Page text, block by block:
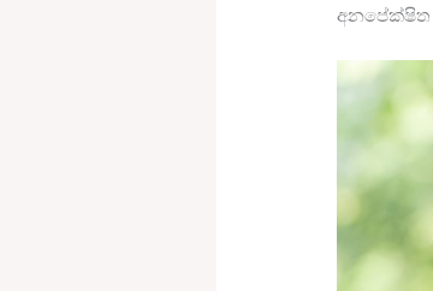
අනපේක්ෂිත